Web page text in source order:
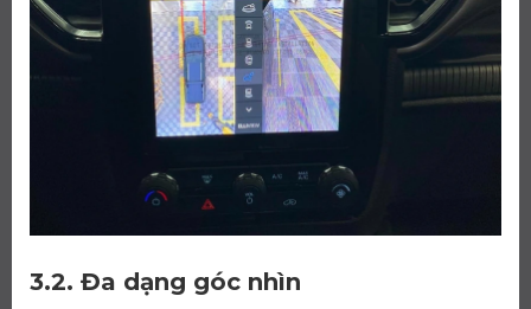
3.2. Đa dạng góc nhìn